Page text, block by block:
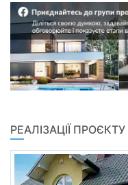
РЕАЛІЗАЦІЇ ПРОЄКТУ